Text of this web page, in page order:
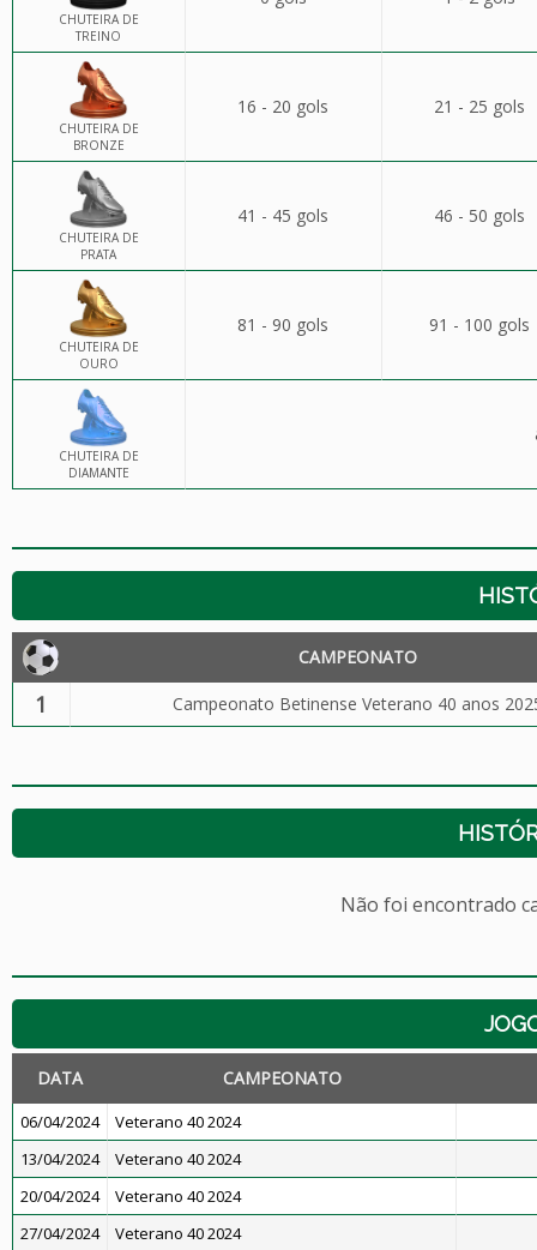
CHUTEIRA DE
TREINO
CHUTEIRA DE
BRONZE
16 - 20 gols 21 - 25 gols
CHUTEIRA DE
PRATA
41 - 45 gols 46 - 50 gols
CHUTEIRA DE
OURO
81 - 90 gols 91 - 100 gols
CHUTEIRA DE
DIAMANTE
CAMPEONATO
1 Campeonato Betinense Veterano 40 anos
Não foi encontrado
DATA CAMPEONATO
06/04/2024
Veterano 40 2024
13/04/2024
Veterano 40 2024
20/04/2024
Veterano 40 2024
27/04/2024
Veterano 40 2024